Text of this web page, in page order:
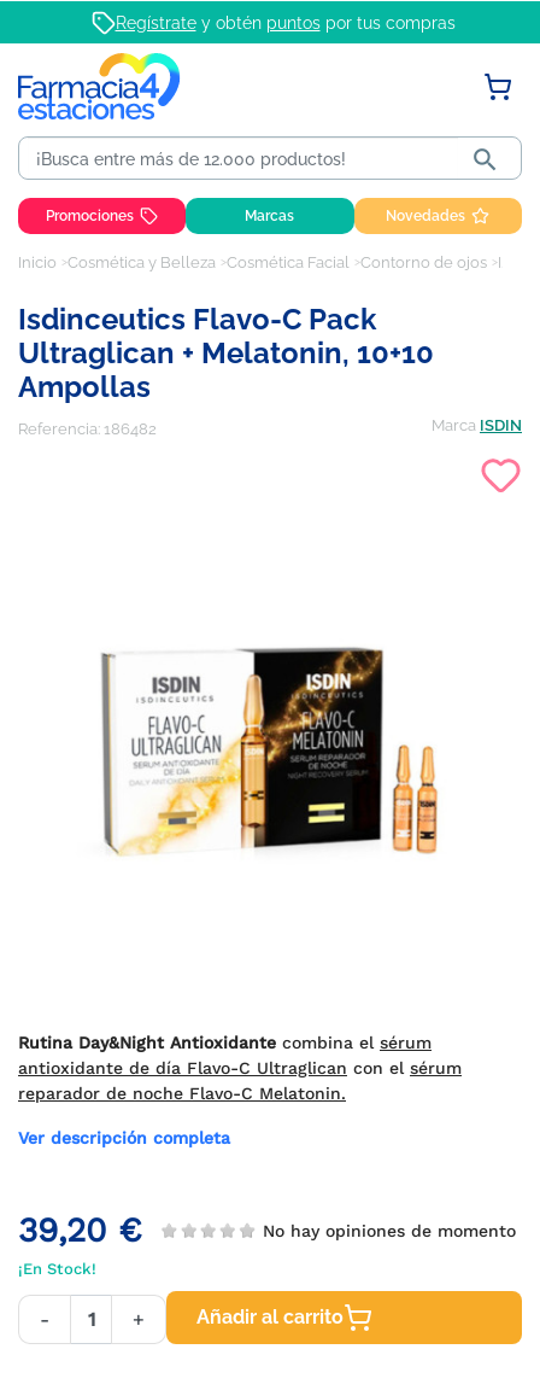
Regístratey obtén puntospor tus compras

Promociones Marcas Novedades
Inicio Cosmética y Belleza Cosmética Facial Contorno de ojos
Isdinceutics Flavo-C Pack
Ultraglican + Melatonin, 10+10
Ampollas
Referencia: 186482 Marca ISDIN
Rutina Day&Night Antioxidante combina el sérum
antioxidante de día Flavo-C Ultraglican con el sérum
reparador de noche Flavo-C Melatonin.
Ver descripción completa
39,20 € No hay opiniones de momento
¡En Stock!
- + Añadir al carrito